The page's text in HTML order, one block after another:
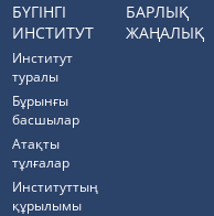
БҮГІНГІ
ИНСТИТУТ
Институт
туралы
Бұрынғы
басшылар
Атақты
тұлғалар
Институттың
құрылымы
БАРЛЫҚ
ЖАҢАЛЫҚ